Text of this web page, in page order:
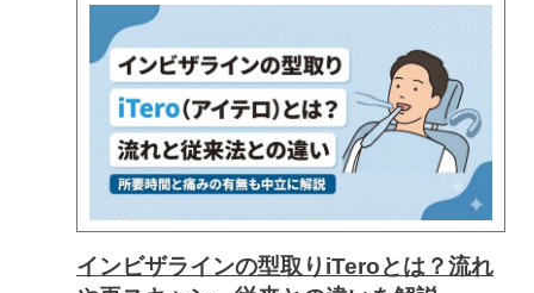
インビザラインの型取りiTeroとは？流れ